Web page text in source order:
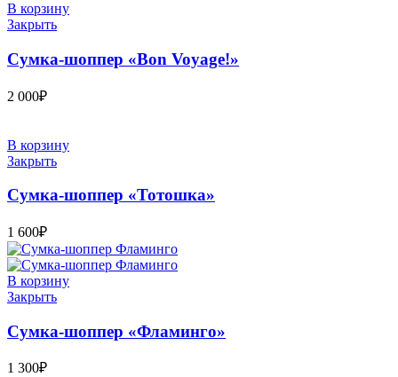
В корзину
Закрыть
Сумка-шоппер «Bon Voyage!»
2 000₽
В корзину
Закрыть
Сумка-шоппер «Тотошка»
1 600₽
В корзину
Закрыть
Сумка-шоппер «Фламинго»
1 300₽